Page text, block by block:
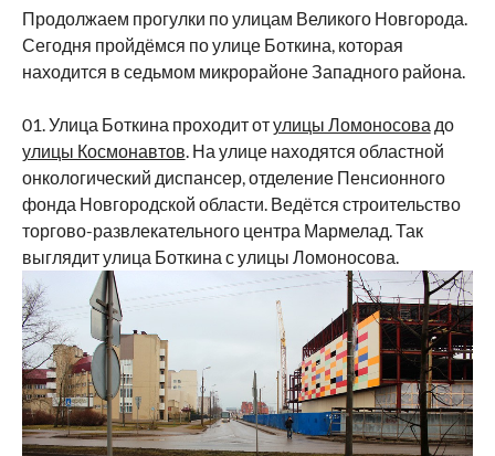
Продолжаем прогулки по улицам Великого Новгорода.
Сегодня пройдёмся по улице Боткина, которая
находится в седьмом микрорайоне Западного района.
01. Улица Боткина проходит отулицы Ломоносова до
улицы Космонавтов. На улице находятся областной
онкологический диспансер, отделение Пенсионного
фонда Новгородской области. Ведётся строительство
торгово-развлекательного центра Мармелад. Так
выглядит улица Боткина с улицы Ломоносова.